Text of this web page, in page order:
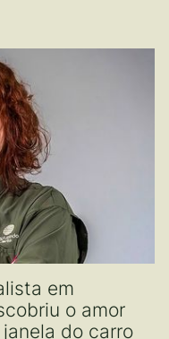
em
o amor
do carro